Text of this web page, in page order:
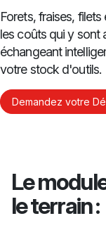
Forets, fraises,
les coûts qui y sont
échangeant
votre stock d'outils.
Demandez votre
Le
le terrain :